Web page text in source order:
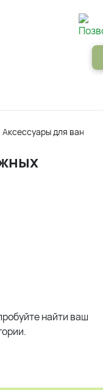
Аксессуары для ванной
найти ваш